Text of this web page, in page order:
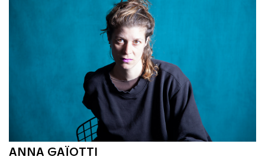
ANNA GAÏOTTI